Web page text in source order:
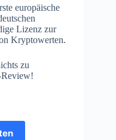
europäische
Lizenz zur
Kryptowerten.
zu
Review!